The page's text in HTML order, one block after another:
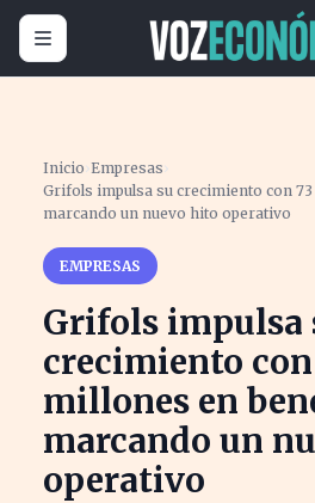
Inicio ›Empresas ›
Grifols impulsa su crecimiento con
marcando un nuevo hito operativo
EMPRESAS
Grifols impulsa
crecimiento
millones en
marcando un
operativo